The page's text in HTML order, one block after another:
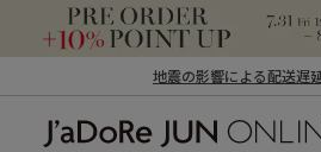
地震の影響による配送遅